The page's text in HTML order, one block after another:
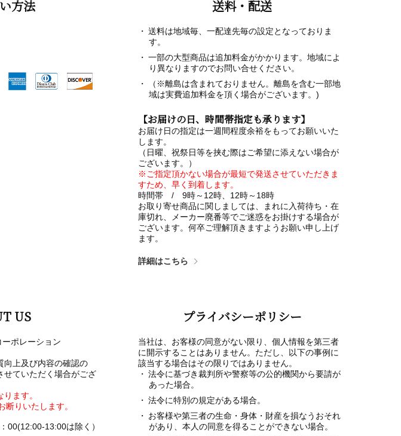
方法 送料・配送
送料は地域毎、一配達先毎の設定となっておりま
す。
一部の大型商品は追加料金がかかります。地域によ
り異なりますのでお問い合せください。
（※離島は含まれておりません。離島を含む一部地
域は実費追加料金を頂く場合がございます。)
【お届けの日、時間帯指定も承ります】
お届け日の指定は一週間程度余裕をもってお願いいた
します。
（日曜、祝祭日等を挟む際はご希望に添えない場合が
ございます。）
※ご指定頂かない場合が最短で発送させていただきま
すため、早く到着します。
時間帯 / 9時～12時、12時～18時
お取り寄せ商品に関しましては、まれに入荷待ち・在
庫切れ、メーカー廃番等でご迷惑をお掛けする場合が
ございます。何卒ご理解頂きますようお願い申し上げ
ます。
詳細はこちら
US
ポレーション
上及び内容の確認の
せていただく場合がござ
ます。
りいたします。
00(12:00-13:00は除く）
プライバシーポリシー
当社は、お客様の同意がない限り、個人情報を第三者
に開示することはありません。ただし、以下の事例に
該当する場合はその限りではありません。
法令に基づき裁判所や警察等の公的機関から要請が
あった場合。
法令に特別の規定がある場合。
お客様や第三者の生命・身体・財産を損なうおそれ
があり、本人の同意を得ることができない場合。